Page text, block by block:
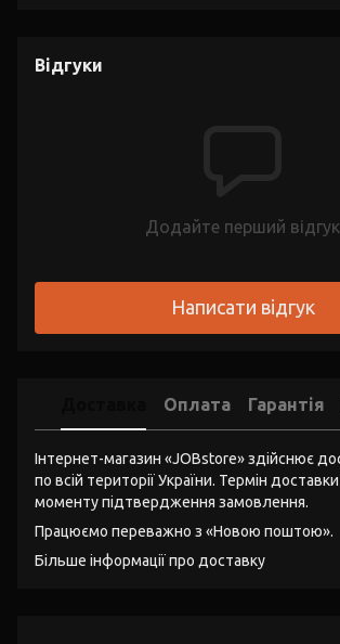
Відгуки
Додайте перший відгук
Написати відгук
Оплата Гарантія
Інтернет-магазин «JOBstore» здійснює
по всій території України. Термін
моменту підтвердження замовлення.
Працюємо переважно з «Новою поштою».
Більше інформації про доставку